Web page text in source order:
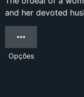
and her devoted
Opções